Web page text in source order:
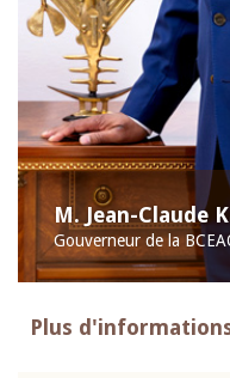
M. Jean-Claude
Gouverneur de la
Plus